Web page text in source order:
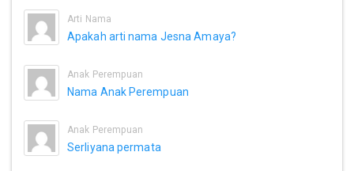
Arti Nama
Apakah arti nama Jesna Amaya?
Anak Perempuan
Nama Anak Perempuan
Anak Perempuan
Serliyana permata